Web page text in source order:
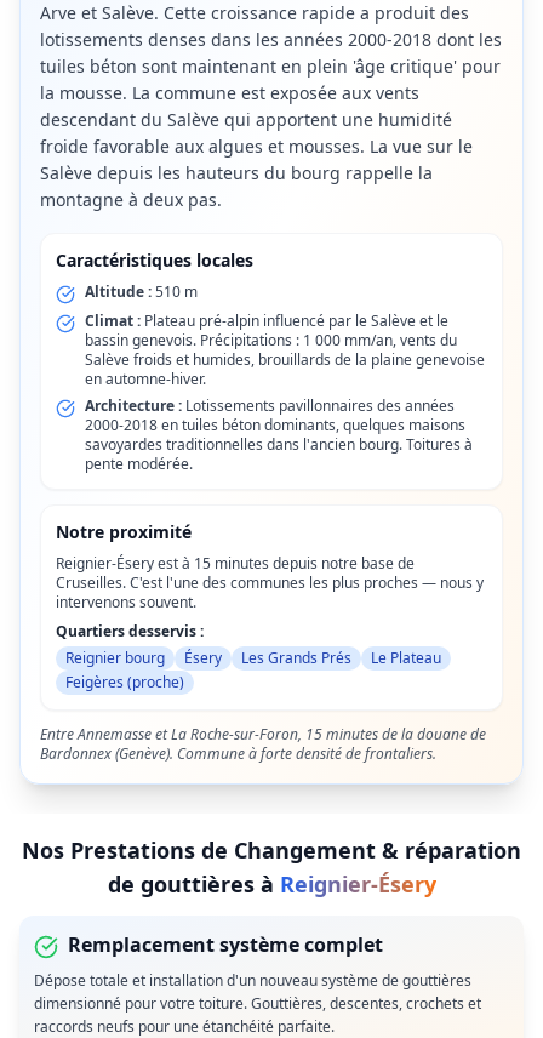
Arve et Salève. Cette croissance rapide a produit des
lotissements denses dans les années 2000-2018 dont les
tuiles béton sont maintenant en plein 'âge critique' pour
la mousse. La commune est exposée aux vents
descendant du Salève qui apportent une humidité
froide favorable aux algues et mousses. La vue sur le
Salève depuis les hauteurs du bourg rappelle la
montagne à deux pas.
Caractéristiques locales
Altitude :510 m
Climat : Plateau pré-alpin influencé par le Salève et le
bassin genevois. Précipitations : 1 000 mm/an, vents du
Salève froids et humides, brouillards de la plaine genevoise
en automne-hiver.
Architecture : Lotissements pavillonnaires des années
2000-2018 en tuiles béton dominants, quelques maisons
savoyardes traditionnelles dans l'ancien bourg. Toitures à
pente modérée.
Notre proximité
Reignier-Ésery est à 15 minutes depuis notre base de
Cruseilles. C'est l'une des communes les plus proches — nous y
intervenons souvent.
Quartiers desservis :
Reignier bourg
Ésery Les Grands Prés
Le Plateau
Feigères (proche)
Entre Annemasse et La Roche-sur-Foron, 15 minutes de la douane de
Bardonnex (Genève). Commune à forte densité de frontaliers.
Nos Prestations de Changement & réparation
de gouttièresà Reignier-Ésery
Remplacement système complet
Dépose totale et installation d'un nouveau système de gouttières
dimensionné pour votre toiture. Gouttières, descentes, crochets et
raccords neufs pour une étanchéité parfaite.